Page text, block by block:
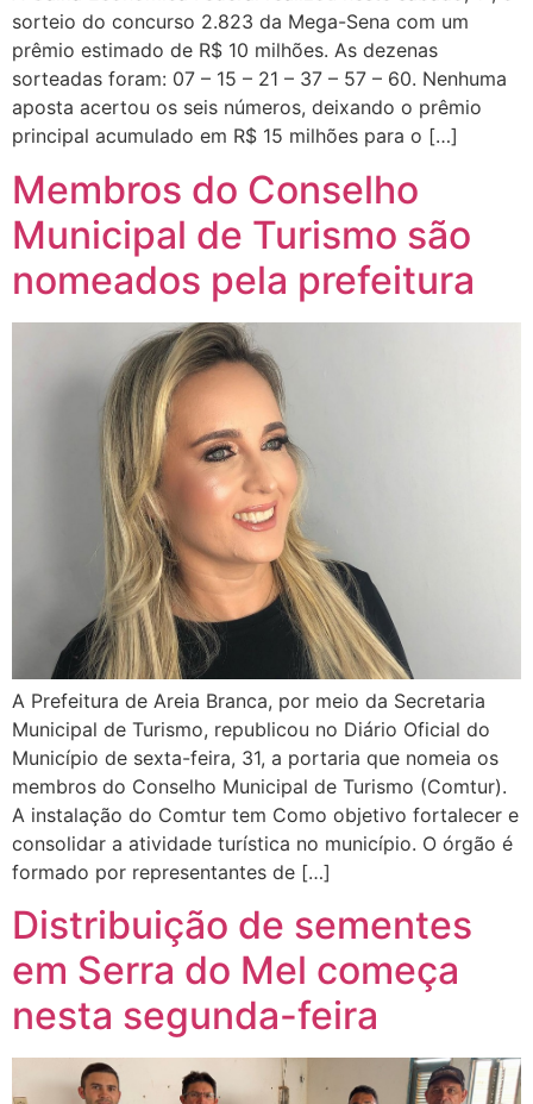
sorteio do concurso 2.823 da Mega-Sena com um
prêmio estimado de R$ 10 milhões. As dezenas
sorteadas foram: 07 – 15 – 21 – 37 – 57 – 60. Nenhuma
aposta acertou os seis números, deixando o prêmio
principal acumulado em R$ 15 milhões para o […]
Membros do Conselho
Municipal de Turismo são
nomeados pela prefeitura
A Prefeitura de Areia Branca, por meio da Secretaria
Municipal de Turismo, republicou no Diário Oficial do
Município de sexta-feira, 31, a portaria que nomeia os
membros do Conselho Municipal de Turismo (Comtur).
A instalação do Comtur tem Como objetivo fortalecer e
consolidar a atividade turística no município. O órgão é
formado por representantes de […]
Distribuição de sementes
em Serra do Mel começa
nesta segunda-feira